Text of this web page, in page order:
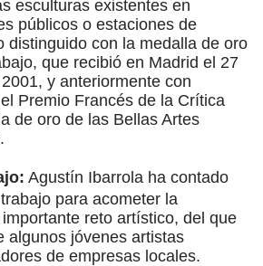
esculturas existentes en
públicos o estaciones de
distinguido con la medalla de oro
que recibió en Madrid el 27
y anteriormente con
Premio Francés de la Crítica
de oro de las Bellas Artes
Agustín Ibarrola ha contado
para acometer la
reto artístico, del que
algunos jóvenes artistas
de empresas locales.